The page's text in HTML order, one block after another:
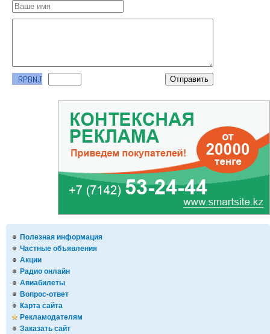
Полезная информация
Частные объявления
Акции
Радио онлайн
Авиабилеты
Вопрос-ответ
Карта сайта
Рекламодателям
Заказать сайт